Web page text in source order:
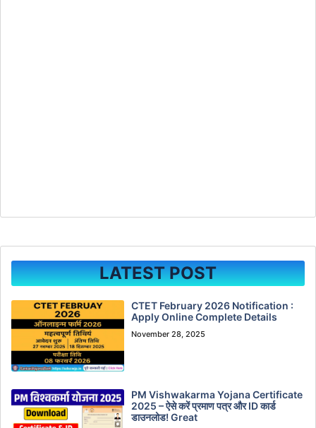
LATEST POST
CTET February 2026 Notification :
Apply Online Complete Details
November 28, 2025
PM Vishwakarma Yojana Certificate
2025 – ऐसे करें प्रमाण पत्र और ID कार्ड
डाउनलोड! Great